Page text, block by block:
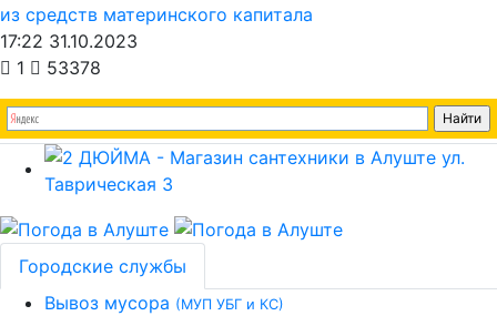
из средств материнского капитала
17:22 31.10.2023
1
53378
Городские службы
Вывоз мусора (МУП УБГ и КС)